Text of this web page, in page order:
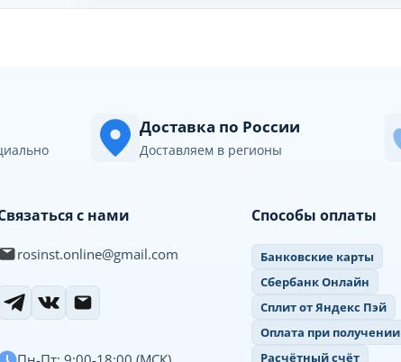
Доставка по России
Доставляем в регионы
с нами
rosinst.online@gmail.com
Способы оплаты
Банковские карты
Сбербанк Онлайн
Сплит от Яндекс Пэй
Оплата при получении
Расчётный счёт